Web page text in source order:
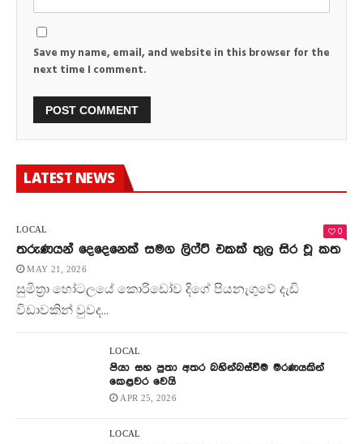
Save my name, email, and website in this browser for the
next time I comment.
LATEST NEWS
LOCAL 0
තරුණයන් දෙදෙනෙක් සමග ලිෆ්ට් එකක් තුල සිර වූ කත
MAY 21, 2026
සුමිත්‍රා හෝටලයේ කොරිඩෝව දිගේ පියනැගුවේ දැඩි
විඩාවකින් වුවද...
LOCAL
පියා සහ පුතා අතර බහින්බස්වීම මරණයකින්
කෙළවර වෙයි
APR 25, 2026
LOCAL